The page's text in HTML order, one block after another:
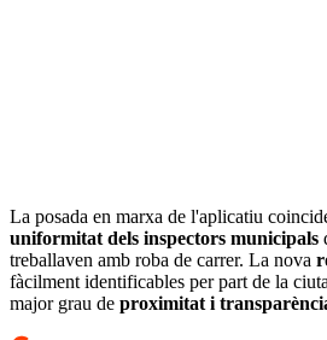
La posada en marxa de l'aplicatiu
uniformitat dels inspectors municipals
treballaven amb roba de carrer. La nova
fàcilment identificables per part de la
major grau de proximitat i